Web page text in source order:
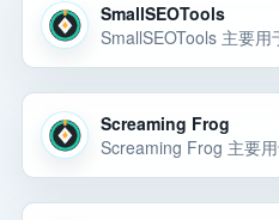
SmallSEOTools
Screaming Frog